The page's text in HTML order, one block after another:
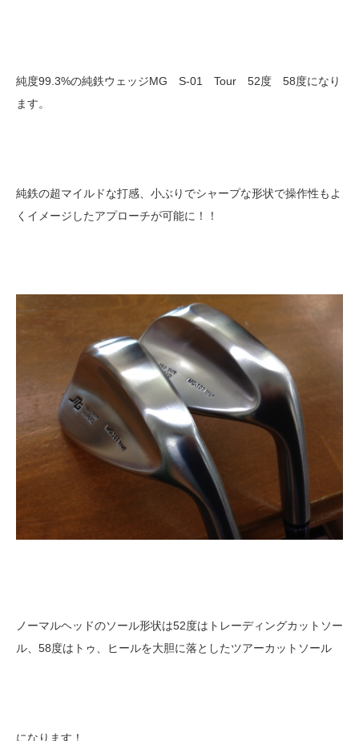
純度99.3%の純鉄ウェッジMG S-01 Tour 52度 58度になり
ます。
純鉄の超マイルドな打感、小ぶりでシャープな形状で操作性もよ
くイメージしたアプローチが可能に！！
ノーマルヘッドのソール形状は52度はトレーディングカットソー
ル、58度はトゥ、ヒールを大胆に落としたツアーカットソール
になります！